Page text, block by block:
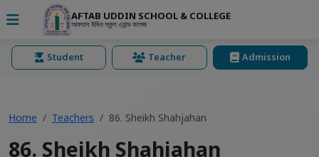
AFTAB UDDIN SCHOOL & COLLEGE
আফতাব উদ্দিন স্কুল এ্যান্ড কলেজ
Student Teacher Admission
Home Teachers 86. Sheikh Shahjahan
86. Sheikh Shahjahan